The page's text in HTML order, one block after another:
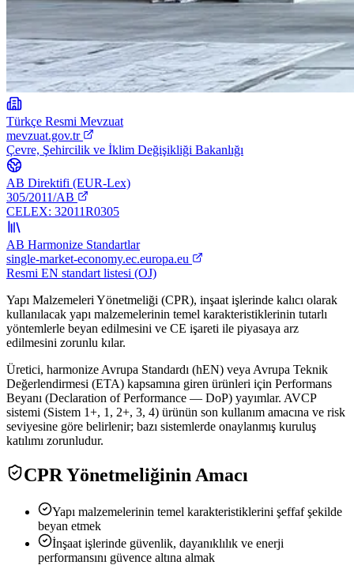
Türkçe Resmi Mevzuat
mevzuat.gov.tr
Çevre, Şehircilik ve İklim Değişikliği Bakanlığı
AB Direktifi (EUR-Lex)
305/2011/AB
CELEX: 32011R0305
AB Harmonize Standartlar
single-market-economy.ec.europa.eu
Resmi EN standart listesi (OJ)
Yapı Malzemeleri Yönetmeliği (CPR), inşaat işlerinde kalıcı olarak
kullanılacak yapı malzemelerinin temel karakteristiklerinin tutarlı
yöntemlerle beyan edilmesini ve CE işareti ile piyasaya arz
edilmesini zorunlu kılar.
Üretici, harmonize Avrupa Standardı (hEN) veya Avrupa Teknik
Değerlendirmesi (ETA) kapsamına giren ürünleri için Performans
Beyanı (Declaration of Performance — DoP) yayımlar. AVCP
sistemi (Sistem 1+, 1, 2+, 3, 4) ürünün son kullanım amacına ve risk
seviyesine göre belirlenir; bazı sistemlerde onaylanmış kuruluş
katılımı zorunludur.
CPR Yönetmeliğinin Amacı
Yapı malzemelerinin temel karakteristiklerini şeffaf şekilde
beyan etmek
İnşaat işlerinde güvenlik, dayanıklılık ve enerji
performansını güvence altına almak